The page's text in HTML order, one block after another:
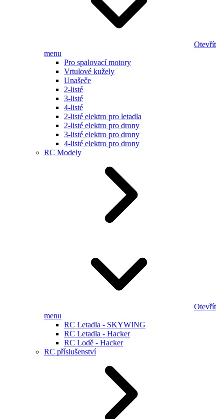
Otevřít
menu
Pro spalovací motory
Vrtulové kužely
Unašeče
2-listé
3-listé
4-listé
2-listé elektro pro letadla
2-listé elektro pro drony
3-listé elektro pro drony
4-listé elektro pro drony
RC Modely
Otevřít
menu
RC Letadla - SKYWING
RC Letadla - Hacker
RC Lodě - Hacker
RC příslušenství